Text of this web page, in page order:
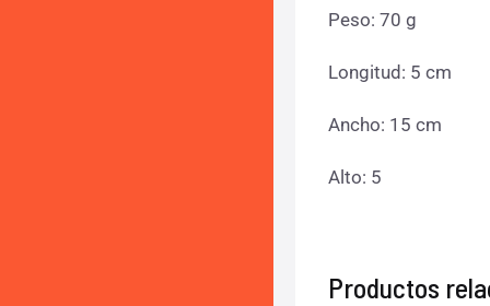
Peso: 70 g
Longitud: 5 cm
Ancho: 15 cm
Alto: 5
Productos